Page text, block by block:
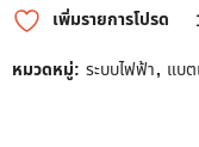
เพิ่มรายการโปรด
หมวดหมู่: ระบบไฟฟ้า, แบ